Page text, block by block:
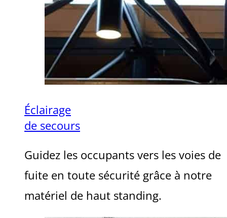
Éclairage
de secours
Guidez les occupants vers les voies de
fuite en toute sécurité grâce à notre
matériel de haut standing.